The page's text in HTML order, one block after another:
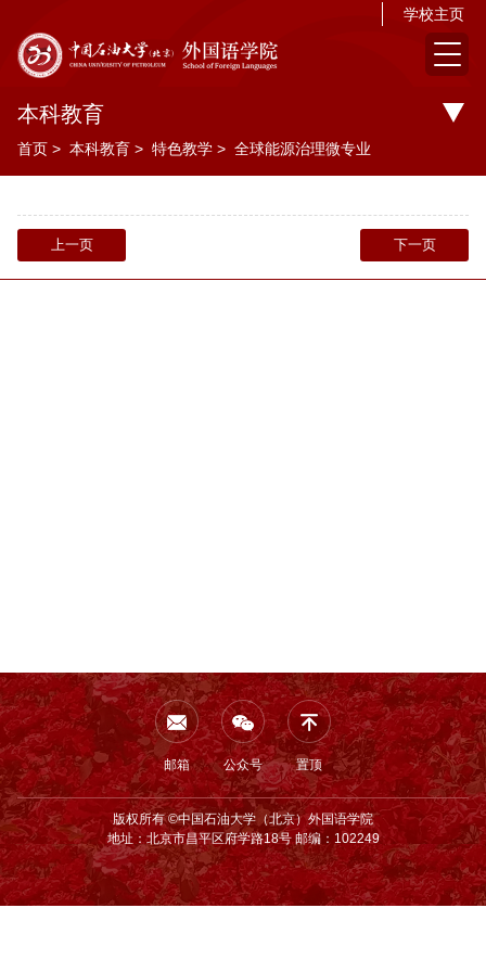
学校主页
本科教育
首页 > 本科教育 > 特色教学 > 全球能源治理微专业
上一页 下一页
邮箱 公众号 置顶
版权所有 ©中国石油大学（北京）外国语学院
地址：北京市昌平区府学路18号 邮编：102249